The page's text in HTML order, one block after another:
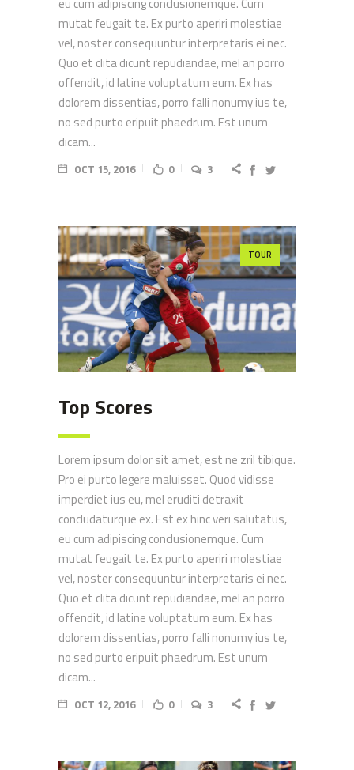
mutat feugait te. Ex purto aperiri molestiae
vel, noster consequuntur interpretaris ei nec.
Quo et clita dicunt repudiandae, mel an porro
offendit, id latine voluptatum eum. Ex has
dolorem dissentias, porro falli nonumy ius te,
no sed purto eripuit phaedrum. Est unum
dicam...
OCT 15, 2016 0 3
TOUR
Top Scores
Lorem ipsum dolor sit amet, est ne zril tibique.
Pro ei purto legere maluisset. Quod vidisse
imperdiet ius eu, mel eruditi detraxit
concludaturque ex. Est ex hinc veri salutatus,
eu cum adipiscing conclusionemque. Cum
mutat feugait te. Ex purto aperiri molestiae
vel, noster consequuntur interpretaris ei nec.
Quo et clita dicunt repudiandae, mel an porro
offendit, id latine voluptatum eum. Ex has
dolorem dissentias, porro falli nonumy ius te,
no sed purto eripuit phaedrum. Est unum
dicam...
OCT 12, 2016 0 3